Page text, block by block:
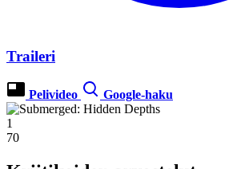
Traileri
Pelivideo Google-haku
1
70